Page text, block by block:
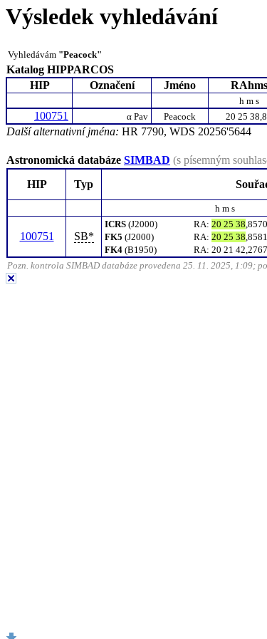
Výsledek vyhledávání
Vyhledávám "Peacock"
Katalog HIPPARCOS
HIP
Označení Jméno RAhms
h m s
100751 α Pav Peacock 20 25
Další alternativní jména: HR 7790, WDS 20256'5644
Astronomická databáze SIMBAD (s písemným
HIP
Typ
h m s
100751 SB*
ICRS (J2000) RA: 20 25 38
FK5 (J2000) RA: 20 25 38
FK4 (B1950) RA: 20 21
Pozn. kontrola SIMBAD databáze provedena 25. 11. 2025, 1:09;